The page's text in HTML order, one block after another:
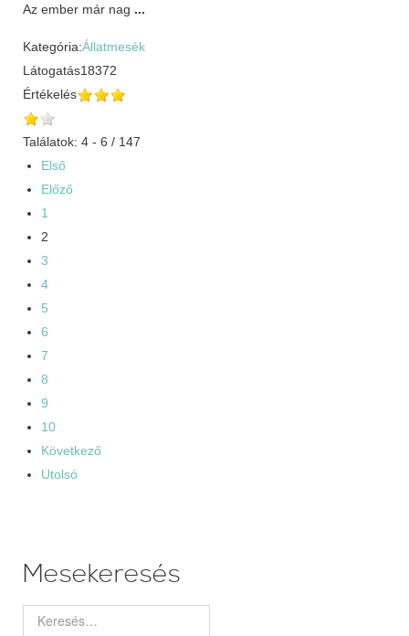
Az ember már nag ...
Kategória:Állatmesék
Látogatás18372
Értékelés
Találatok: 4 - 6 / 147
Első
Előző
1
2
3
4
5
6
7
8
9
10
Következő
Utolsó
Mesekeresés